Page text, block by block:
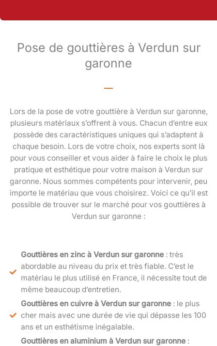
Pose de gouttières à Verdun sur
garonne
Lors de la pose de votre gouttière à Verdun sur garonne,
plusieurs matériaux s’offrent à vous. Chacun d’entre eux
possède des caractéristiques uniques qui s’adaptent à
chaque besoin. Lors de votre choix, nos experts sont là
pour vous conseiller et vous aider à faire le choix le plus
pratique et esthétique pour votre maison à Verdun sur
garonne. Nous sommes compétents pour intervenir, peu
importe le matériau que vous choisirez. Voici ce qu’il est
possible de trouver sur le marché pour vos gouttières à
Verdun sur garonne :
Gouttières en zinc à Verdun sur garonne: très
abordable au niveau du prix et très fiable. C’est le
matériau le plus utilisé en France, il nécessite tout de
même beaucoup d’entretien.
Gouttières en cuivre à Verdun sur garonne: le plus
cher mais avec une durée de vie qui dépasse les 100
ans et un esthétisme inégalable.
Gouttières en aluminium à Verdun sur garonne: